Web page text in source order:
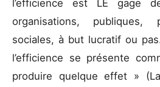
l’efficience est LE gage
organisations, publiques,
sociales, à but lucratif ou
l’efficience se présente
produire quelque effet »